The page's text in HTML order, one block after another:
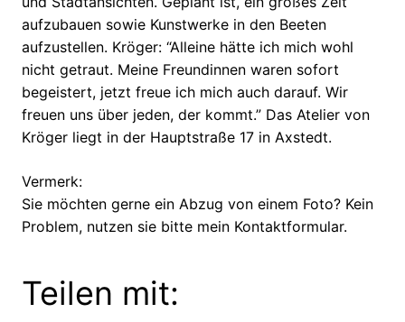
aufzubauen sowie Kunstwerke in den Beeten
aufzustellen. Kröger: “Alleine hätte ich mich wohl
nicht getraut. Meine Freundinnen waren sofort
begeistert, jetzt freue ich mich auch darauf. Wir
freuen uns über jeden, der kommt.” Das Atelier von
Kröger liegt in der Hauptstraße 17 in Axstedt.
Vermerk:
Sie möchten gerne ein Abzug von einem Foto? Kein
Problem, nutzen sie bitte mein Kontaktformular.
Teilen mit: